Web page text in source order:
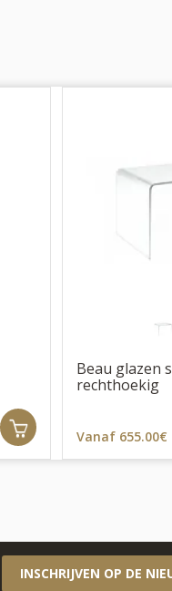
Beau glazen
rechthoekig
Vanaf 655.00€
INSCHRIJVEN OP DE